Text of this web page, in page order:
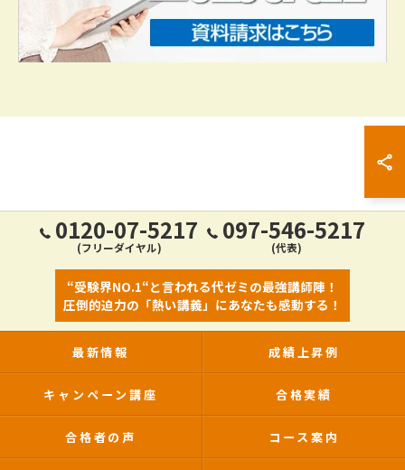
0120-07-5217
(フリーダイヤル)
097-546-5217
(代表)
“受験界NO.1“と言われる代ゼミの最強講師陣！
圧倒的迫力の「熱い講義」にあなたも感動する！
最新情報 成績上昇例
キャンペーン講座 合格実績
合格者の声 コース案内